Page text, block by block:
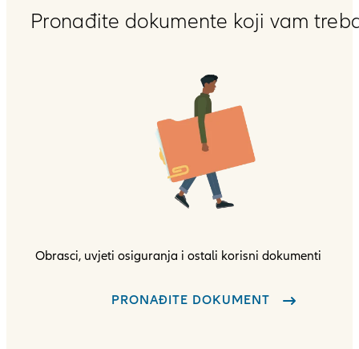
Pronađite dokumente koji vam
Obrasci, uvjeti osiguranja i ostali korisni dokumenti
PRONAĐITE DOKUMENT